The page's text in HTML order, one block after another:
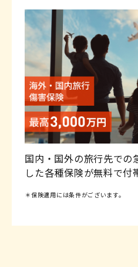
国内・国外の旅行先での
した各種保険が無料で付
＊保険適用には条件がございます。